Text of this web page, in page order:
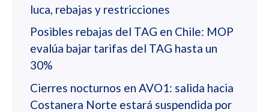
luca, rebajas y restricciones
Posibles rebajas del TAG en Chile: MOP
evalúa bajar tarifas del TAG hasta un
30%
Cierres nocturnos en AVO1: salida hacia
Costanera Norte estará suspendida por